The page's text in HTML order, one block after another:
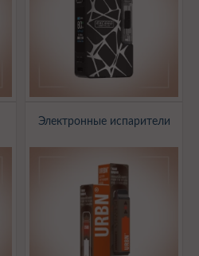
Электронные испарители